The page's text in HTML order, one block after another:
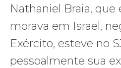
Nathaniel Braia, que
morava em Israel,
Exército, esteve no
pessoalmente sua